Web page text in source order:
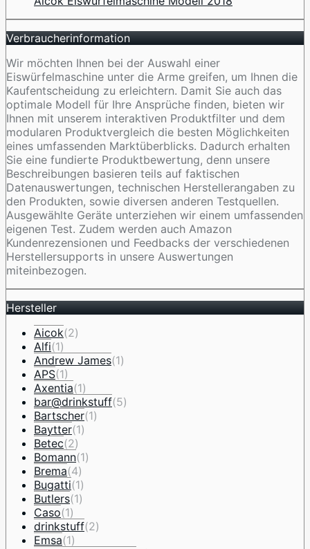
Verbraucherinformation
Wir möchten Ihnen bei der Auswahl einer
Eiswürfelmaschine unter die Arme greifen, um Ihnen die
Kaufentscheidung zu erleichtern. Damit Sie auch das
optimale Modell für Ihre Ansprüche finden, bieten wir
Ihnen mit unserem interaktiven Produktfilter und dem
modularen Produktvergleich die besten Möglichkeiten
eines umfassenden Marktüberblicks. Dadurch erhalten
Sie eine fundierte Produktbewertung, denn unsere
Beschreibungen basieren teils auf faktischen
Datenauswertungen, technischen Herstellerangaben zu
den Produkten, sowie diversen anderen Testquellen.
Ausgewählte Geräte unterziehen wir einem umfassenden
eigenen Test. Zudem werden auch Amazon
Kundenrezensionen und Feedbacks der verschiedenen
Herstellersupports in unsere Auswertungen
miteinbezogen.
Hersteller
Aicok(2)
Alfi(1)
Andrew James(1)
APS(1)
Axentia(1)
bar@drinkstuff(5)
Bartscher(1)
Baytter(1)
Betec(2)
Bomann(1)
Brema(4)
Bugatti(1)
Butlers(1)
Caso(1)
drinkstuff(2)
Emsa(1)